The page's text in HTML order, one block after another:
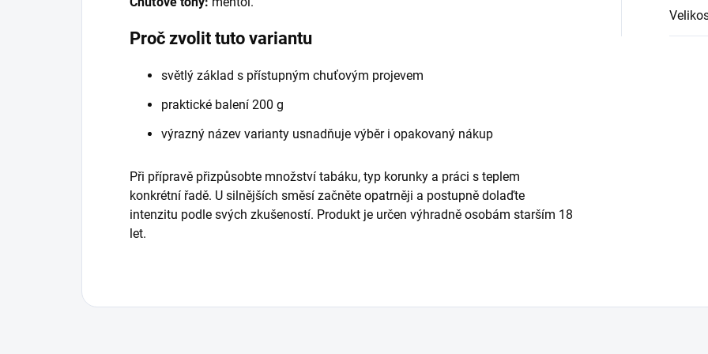
Proč zvolit tuto variantu
světlý základ s přístupným chuťovým projevem
praktické balení 200 g
výrazný název varianty usnadňuje výběr i opakovaný nákup
Při přípravě přizpůsobte množství tabáku, typ korunky a práci s teplem
konkrétní řadě. U silnějších směsí začněte opatrněji a postupně dolaďte
intenzitu podle svých zkušeností. Produkt je určen výhradně osobám starším 18
let.